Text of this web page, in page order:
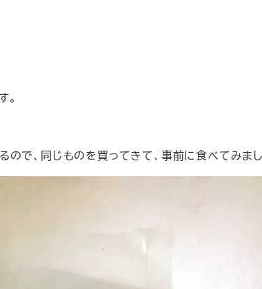
。
ので、同じものを買ってきて、事前に食べてみま